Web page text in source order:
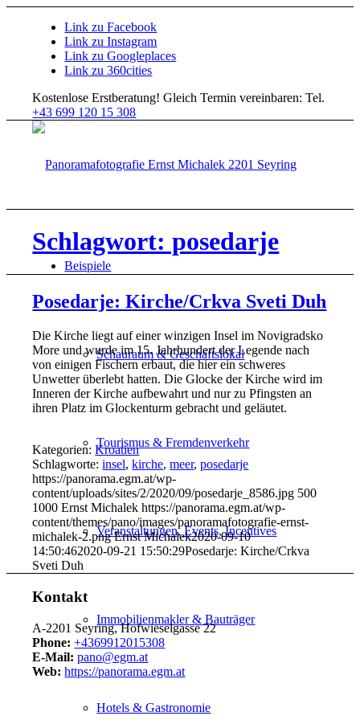
Link zu Facebook
Link zu Instagram
Link zu Googleplaces
Link zu 360cities
Kostenlose Erstberatung! Gleich Termin vereinbaren: Tel.
+43 699 120 15 308
Beispiele
Schauraum & Geschäftslokal
Tourismus & Fremdenverkehr
Veranstaltungen, Events, Incentives
Immobilienmakler & Bauträger
Hotels & Gastronomie
Schlagwort: posedarje
Posedarje: Kirche/Crkva Sveti Duh
Die Kirche liegt auf einer winzigen Insel im Novigradsko
More und wurde im 15. Jahrhundert der Legende nach
von einigen Fischern erbaut, die hier ein schweres
Unwetter überlebt hatten. Die Glocke der Kirche wird im
Inneren der Kirche aufbewahrt und nur zu Pfingsten an
ihren Platz im Glockenturm gebracht und geläutet.
Kategorien:Kroatien
Schlagworte:insel,kirche,meer,posedarje
https://panorama.egm.at/wp-
content/uploads/sites/2/2020/09/posedarje_8586.jpg 500
1000 Ernst Michalek https://panorama.egm.at/wp-
content/themes/pano/images/panoramafotografie-ernst-
michalek-2.png Ernst Michalek2020-09-10
14:50:462020-09-21 15:50:29Posedarje: Kirche/Crkva
Sveti Duh
Kontakt
A-2201 Seyring, Hofwieselgasse 22
Phone: +4369912015308
E-Mail: pano@egm.at
Web: https://panorama.egm.at